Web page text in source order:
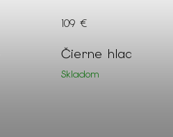
Čierne hladké
Skladom
109 €